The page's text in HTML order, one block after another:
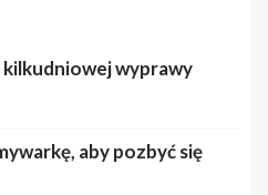
wyprawy
aby pozbyć się